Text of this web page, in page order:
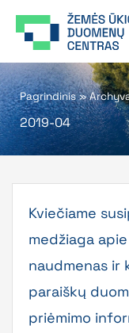
prie
Pagrindinis»
2019-04
Kviečiame
medžiaga
naudmenas ir
paraiškų
priėmimo